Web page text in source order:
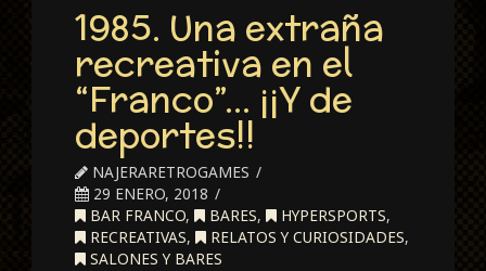
1985. Una extraña
recreativa en el
“Franco”… ¡¡Y de
deportes!!
NAJERARETROGAMES
29 ENERO, 2018
BAR FRANCO, BARES, HYPERSPORTS,
RECREATIVAS, RELATOS Y CURIOSIDADES,
SALONES Y BARES